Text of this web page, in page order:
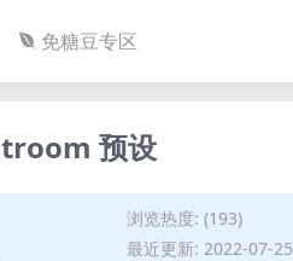
免糖豆专区
预设
浏览热度: (193)
最近更新: 2022-07-25